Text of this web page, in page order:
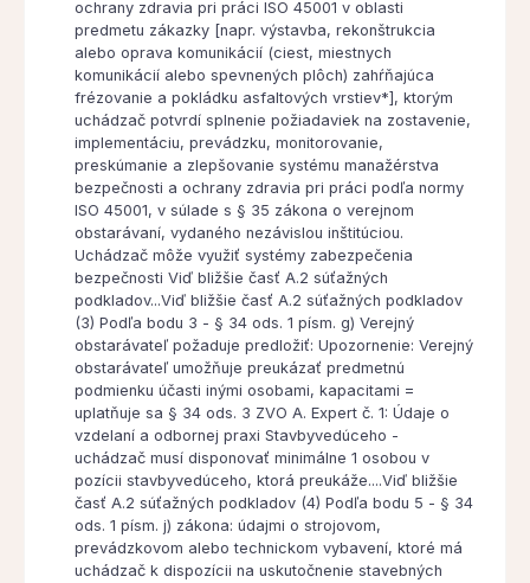
ochrany zdravia pri práci ISO 45001 v oblasti
predmetu zákazky [napr. výstavba, rekonštrukcia
alebo oprava komunikácií (ciest, miestnych
komunikácií alebo spevnených plôch) zahŕňajúca
frézovanie a pokládku asfaltových vrstiev*], ktorým
uchádzač potvrdí splnenie požiadaviek na zostavenie,
implementáciu, prevádzku, monitorovanie,
preskúmanie a zlepšovanie systému manažérstva
bezpečnosti a ochrany zdravia pri práci podľa normy
ISO 45001, v súlade s § 35 zákona o verejnom
obstarávaní, vydaného nezávislou inštitúciou.
Uchádzač môže využiť systémy zabezpečenia
bezpečnosti Viď bližšie časť A.2 súťažných
podkladov...Viď bližšie časť A.2 súťažných podkladov
(3) Podľa bodu 3 - § 34 ods. 1 písm. g) Verejný
obstarávateľ požaduje predložiť: Upozornenie: Verejný
obstarávateľ umožňuje preukázať predmetnú
podmienku účasti inými osobami, kapacitami =
uplatňuje sa § 34 ods. 3 ZVO A. Expert č. 1: Údaje o
vzdelaní a odbornej praxi Stavbyvedúceho -
uchádzač musí disponovať minimálne 1 osobou v
pozícii stavbyvedúceho, ktorá preukáže....Viď bližšie
časť A.2 súťažných podkladov (4) Podľa bodu 5 - § 34
ods. 1 písm. j) zákona: údajmi o strojovom,
prevádzkovom alebo technickom vybavení, ktoré má
uchádzač k dispozícii na uskutočnenie stavebných